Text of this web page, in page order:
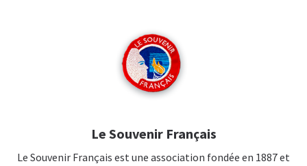
Le Souvenir Français
Le Souvenir Français est une association fondée en 1887 et